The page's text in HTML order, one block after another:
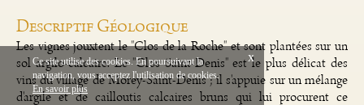
English Mentions Légales
Création Vinium
Descriptif Géologique
Les vignes jouxtent le "Clos de la Roche" et sont plantées sur un
sol argilo-calcaire. Le "Clos Saint-Denis" est le plus délicat des
vins du village de Morey-Saint-Denis ; il s'appuie sur un mélange
d'argile et de cailloutis calcaires bruns qui lui procurent ce
Ce site utilise des cookies. En poursuivant la
navigation, vous acceptez l'utilisation de cookies.
En savoir plus
x